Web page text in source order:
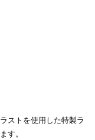
ストを使用した特製ラ
す。